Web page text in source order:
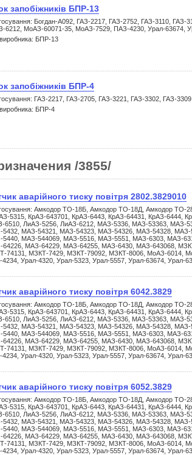
запобіжників БПР-13
Богдан-А092, ГАЗ-2217, ГАЗ-2752, ГАЗ-3110, ГАЗ-
6212, МоАЗ-60071-35, МоАЗ-7529, ПАЗ-4230, Урал-63674,
БПР-13
запобіжників БПР-4
ГАЗ-2217, ГАЗ-2705, ГАЗ-3221, ГАЗ-3302, ГАЗ-
БПР-4
/3855/
аварійного тиску повітря 2802.3829010
Амкодор ТО-18Б, Амкодор ТО-18Д, Амкодор ТО-
5315, КрАЗ-643701, КрАЗ-6443, КрАЗ-64431, КрАЗ-6444,
6510, ЛиАЗ-5256, ЛиАЗ-6212, МАЗ-5336, МАЗ-53363, МАЗ-
5432, МАЗ-54321, МАЗ-54323, МАЗ-54326, МАЗ-54328, МАЗ-
5440, МАЗ-544069, МАЗ-5516, МАЗ-5551, МАЗ-6303, МАЗ-
64226, МАЗ-64229, МАЗ-64255, МАЗ-6430, МАЗ-643068,
74131, МЗКТ-7429, МЗКТ-79092, МЗКТ-8006, МоАЗ-6014,
Урал-4320, Урал-5323, Урал-5557, Урал-63674, Урал-
аварійного тиску повітря 6042.3829
Амкодор ТО-18Б, Амкодор ТО-18Д, Амкодор ТО-
5315, КрАЗ-643701, КрАЗ-6443, КрАЗ-64431, КрАЗ-6444,
6510, ЛиАЗ-5256, ЛиАЗ-6212, МАЗ-5336, МАЗ-53363, МАЗ-
5432, МАЗ-54321, МАЗ-54323, МАЗ-54326, МАЗ-54328, МАЗ-
5440, МАЗ-544069, МАЗ-5516, МАЗ-5551, МАЗ-6303, МАЗ-
64226, МАЗ-64229, МАЗ-64255, МАЗ-6430, МАЗ-643068,
74131, МЗКТ-7429, МЗКТ-79092, МЗКТ-8006, МоАЗ-6014,
Урал-4320, Урал-5323, Урал-5557, Урал-63674, Урал-
аварійного тиску повітря 6052.3829
Амкодор ТО-18Б, Амкодор ТО-18Д, Амкодор ТО-
5315, КрАЗ-643701, КрАЗ-6443, КрАЗ-64431, КрАЗ-6444,
6510, ЛиАЗ-5256, ЛиАЗ-6212, МАЗ-5336, МАЗ-53363, МАЗ-
5432, МАЗ-54321, МАЗ-54323, МАЗ-54326, МАЗ-54328, МАЗ-
5440, МАЗ-544069, МАЗ-5516, МАЗ-5551, МАЗ-6303, МАЗ-
64226, МАЗ-64229, МАЗ-64255, МАЗ-6430, МАЗ-643068,
74131, МЗКТ-7429, МЗКТ-79092, МЗКТ-8006, МоАЗ-6014,
Урал-4320, Урал-5323, Урал-5557, Урал-63674, Урал-